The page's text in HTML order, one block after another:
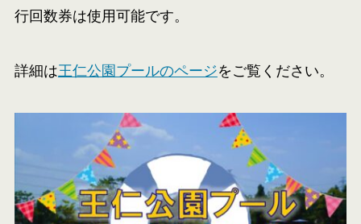
行回数券は使用可能です。
詳細は王仁公園プールのページをご覧ください。